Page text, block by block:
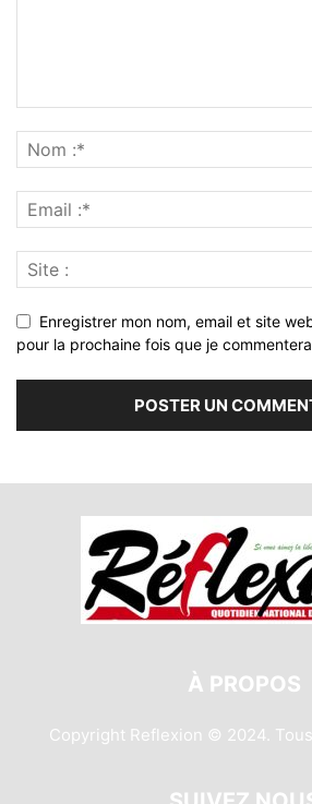
Enregistrer mon nom, email et site
pour la prochaine fois que je
À PROPOS
Copyright Reflexion © 2024.